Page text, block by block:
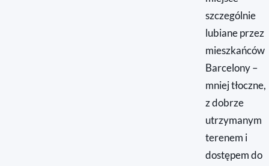
szczególnie
lubiane przez
mieszkańców
Barcelony –
mniej tłoczne,
z dobrze
utrzymanym
terenem i
dostępem do